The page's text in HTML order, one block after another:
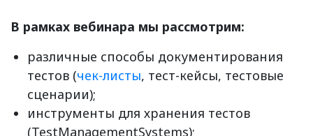
В рамках вебинара мы рассмотрим:
различные способы документирования
тестов (чек-листы, тест-кейсы, тестовые
сценарии);
инструменты для хранения тестов
(TestManagementSystems);